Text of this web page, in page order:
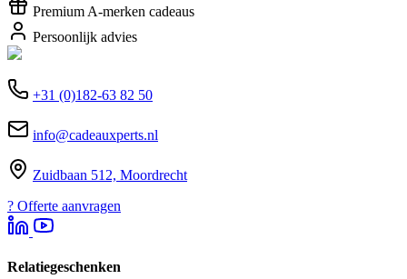
Premium A-merken cadeaus
Persoonlijk advies
+31 (0)182-63 82 50
info@cadeauxperts.nl
Zuidbaan 512, Moordrecht
? Offerte aanvragen
Relatiegeschenken